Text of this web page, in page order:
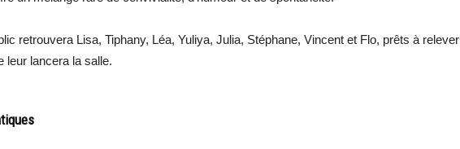
retrouvera Lisa, Tiphany, Léa, Yuliya, Julia, Stéphane, Vincent et Flo, prêts à relever
leur lancera la salle.